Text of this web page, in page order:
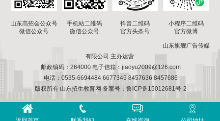
山东高招会公众号
微信公众号
手机站二维码
微信公众号
抖音二维码
官方头条号
小程序二维码
官方微博
山东旗舰广告传媒
有限公司 主办运营
邮政编码：264000 电子信箱：jiaoyu2009@126.com
电话：0535-6694484 6677345 8457636 8457686
版权所有 山东招生教育网 备案号：鲁ICP备15012681号-2